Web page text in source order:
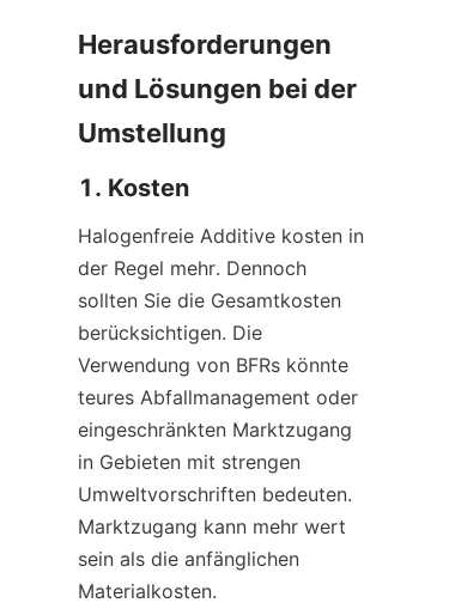
Herausforderungen
und Lösungen bei der
Umstellung
1. Kosten
Halogenfreie Additive kosten in
der Regel mehr. Dennoch
sollten Sie die Gesamtkosten
berücksichtigen. Die
Verwendung von BFRs könnte
teures Abfallmanagement oder
eingeschränkten Marktzugang
in Gebieten mit strengen
Umweltvorschriften bedeuten.
Marktzugang kann mehr wert
sein als die anfänglichen
Materialkosten.